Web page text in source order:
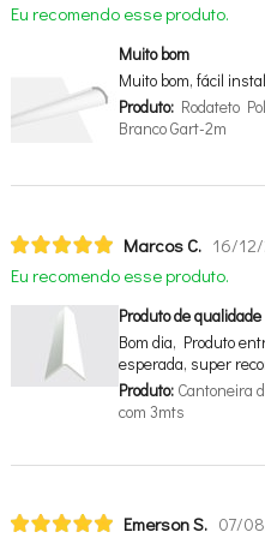
Eu recomendo esse produto.
Muito bom
Muito bom, fácil
Produto:Rodateto
Branco Gart-2m
Marcos C. 16/
Eu recomendo esse produto.
Produto de qualidade
Bom dia, Produto
esperada, super
Produto:Cantoneira
com 3mts
Emerson S. 07/